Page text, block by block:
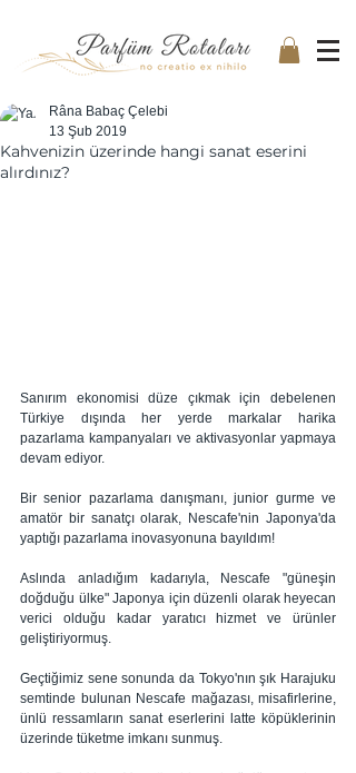
Kahvenizin üzerinde hangi sanat eserini
alırdınız?
Râna Babaç Çelebi
13 Şub 2019
Sanırım ekonomisi düze çıkmak için debelenen
Türkiye dışında her yerde markalar harika
pazarlama kampanyaları ve aktivasyonlar yapmaya
devam ediyor.
Bir senior pazarlama danışmanı, junior gurme ve
amatör bir sanatçı olarak, Nescafe'nin Japonya'da
yaptığı pazarlama inovasyonuna bayıldım!
Aslında anladığım kadarıyla, Nescafe "güneşin
doğduğu ülke" Japonya için düzenli olarak heyecan
verici olduğu kadar yaratıcı hizmet ve ürünler
geliştiriyormuş.
Geçtiğimiz sene sonunda da Tokyo'nın şık Harajuku
semtinde bulunan Nescafe mağazası, misafirlerine,
ünlü ressamların sanat eserlerini latte köpüklerinin
üzerinde tüketme imkanı sunmuş.